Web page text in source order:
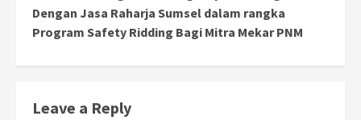
Dengan Jasa Raharja Sumsel dalam rangka
Program Safety Ridding Bagi Mitra Mekar PNM
Leave a Reply